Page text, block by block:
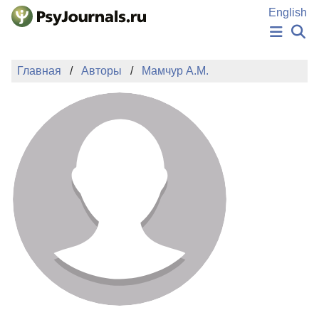
Перейти к основному содержанию
English
НОВОСТИ
АВТОРЫ
ПОДАТЬ РУКОПИСЬ
БАЗА ЗНАНИЙ
КЛЮЧЕВЫЕ СЛОВА
Регистрация
Главная Авторы Мамчур А.М.